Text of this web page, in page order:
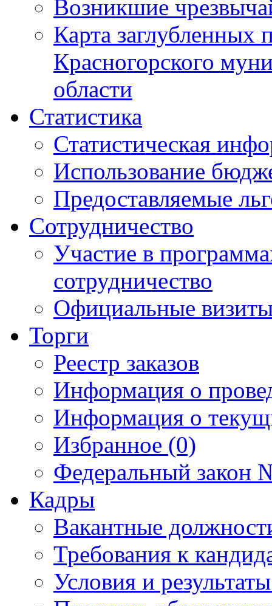
Возникшие
Карта
Красногорского
области
Статистика
Статистическая
Использование
Предоставляемые
Сотрудничество
Участие в
сотрудничество
Официальные
Торги
Реестр заказов
Информация о
Информация о
Избранное (0)
Федеральный закон
Кадры
Вакантные
Требования к
Условия и